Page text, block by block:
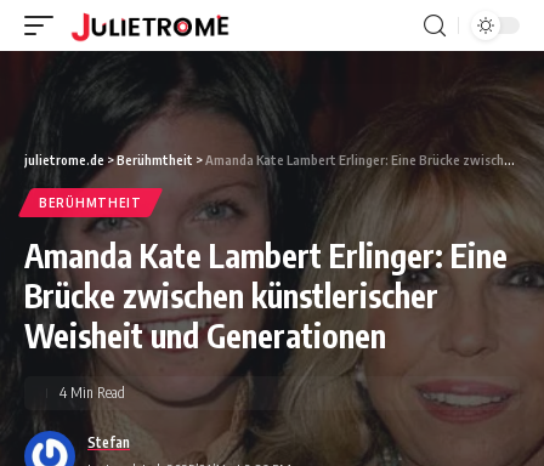
julietrome.de >Berühmtheit >Amanda Kate Lambert Erlinger: Eine Brücke zwischen künstlerischer Weisheit und Generationen
BERÜHMTHEIT
Amanda Kate Lambert Erlinger: Eine
Brücke zwischen künstlerischer
Weisheit und Generationen
Stefan
4 Min Read